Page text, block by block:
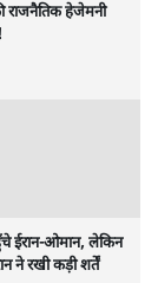
राजनैतिक हेजेमनी
ईरान-ओमान, लेकिन
ने रखी कड़ी शर्तें